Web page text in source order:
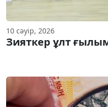
10 сәуір, 2026
Зияткер ұлт